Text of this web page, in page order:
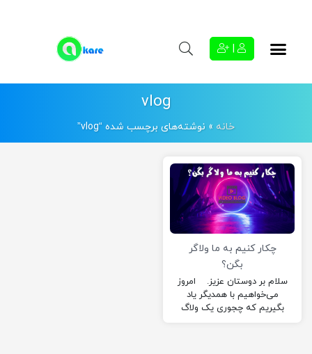
vlog
خانه » نوشته‌های برچسب شده “vlog”
چکار کنیم به ما ولاگر
بگن؟
سلام بر دوستان عزیز. امروز
می‌‌خواهیم با همدیگر یاد
بگیریم که چجوری یک ولاگ